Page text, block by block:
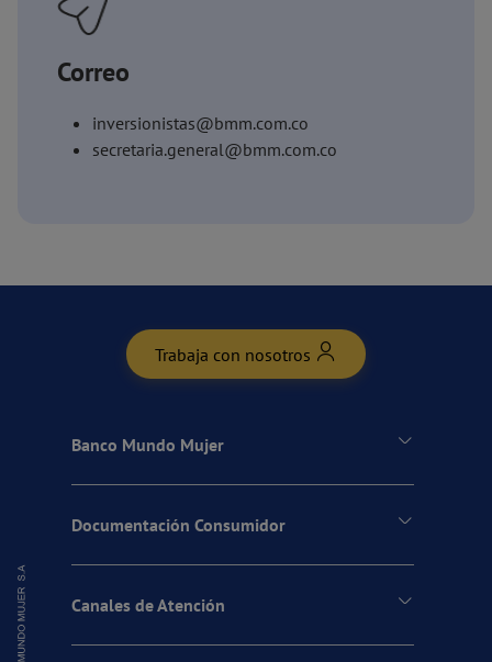
Correo
inversionistas@bmm.com.co
secretaria.general@bmm.com.co
Trabaja con nosotros
Banco Mundo Mujer
Documentación Consumidor
Canales de Atención